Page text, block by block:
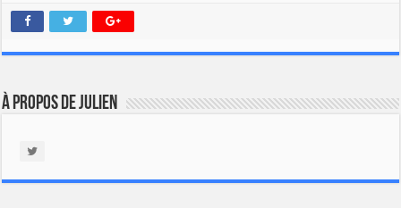
À propos de Julien